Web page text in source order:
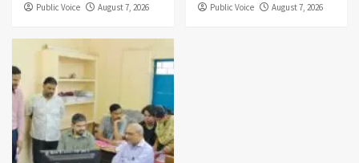
Public Voice August 7, 2026 Public Voice August 7, 2026